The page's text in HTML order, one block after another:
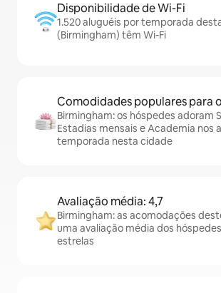
Disponibilidade de Wi-Fi
1.520 aluguéis por temporada
(Birmingham) têm Wi-Fi
Comodidades populares para
Birmingham: os hóspedes adoram
Estadias mensais e Academia nos
temporada nesta cidade
Avaliação média: 4,7
Birmingham: as acomodações
uma avaliação média dos
estrelas